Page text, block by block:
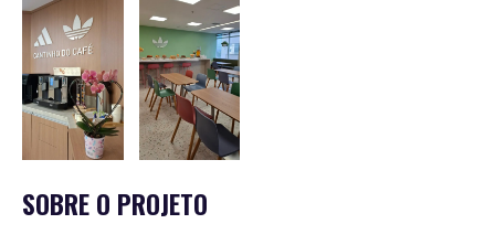
SOBRE O PROJETO